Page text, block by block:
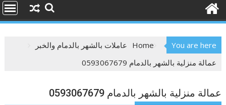
You are here
Home عاملات بالشهر بالدمام والخبر
عمالة منزلية بالشهر بالدمام 0593067679
عمالة منزلية بالشهر بالدمام 0593067679